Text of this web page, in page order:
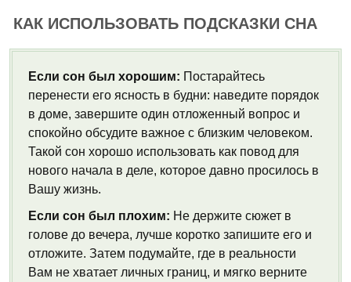
КАК ИСПОЛЬЗОВАТЬ ПОДСКАЗКИ СНА
Если сон был хорошим: Постарайтесь
перенести его ясность в будни: наведите порядок
в доме, завершите один отложенный вопрос и
спокойно обсудите важное с близким человеком.
Такой сон хорошо использовать как повод для
нового начала в деле, которое давно просилось в
Вашу жизнь.
Если сон был плохим: Не держите сюжет в
голове до вечера, лучше коротко запишите его и
отложите. Затем подумайте, где в реальности
Вам не хватает личных границ, и мягко верните